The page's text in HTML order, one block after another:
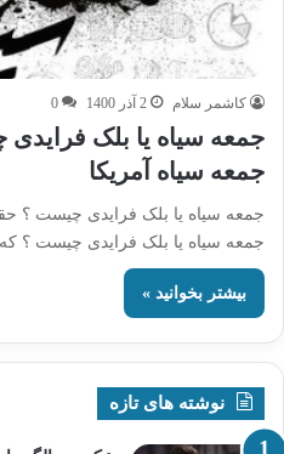
کاشمر سلام 2 آذر 1400 0
جمعه سیاه یا بلک
جمعه سیاه آمریکا
جمعه سیاه یا بلک فرایدی چیست ؟
جمعه سیاه یا بلک فرایدی چیست ؟
بیشتر بخوانید »
نوشته های تازه